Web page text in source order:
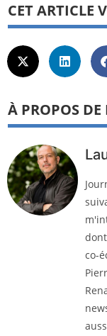
CET ARTICLE
À PROPOS
co-